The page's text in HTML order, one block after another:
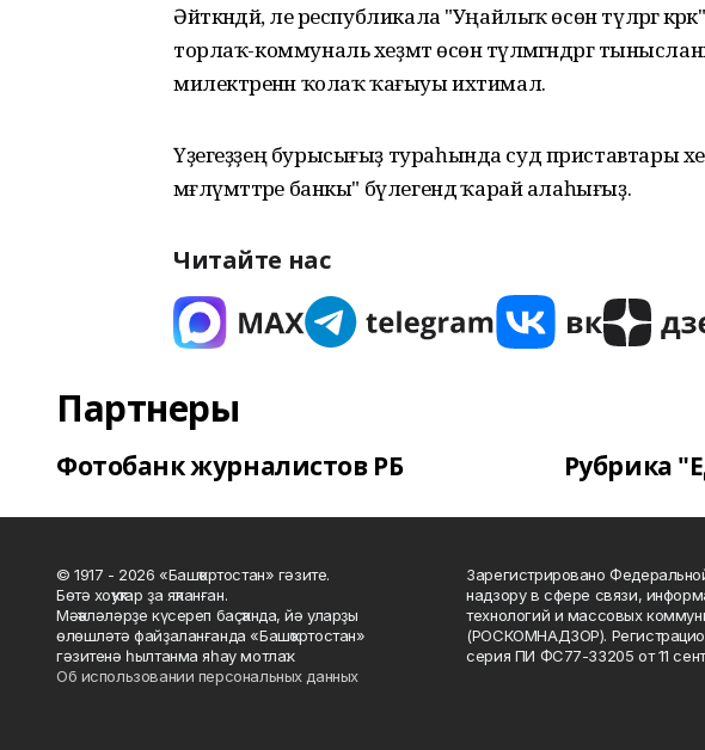
Әйткәндәй, әле республикала "Уңайлыҡ өсөн түләргә
торлаҡ-коммуналь хеҙмәт өсөн түләмәгәндәргә
милектәренән ҡолаҡ ҡағыуы ихтимал.
Үҙегеҙҙең бурысығыҙ тураһында суд приставтары
мәғлүмәттәре банкы" бүлегендә ҡарай алаһығыҙ.
Читайте нас
Партнеры
Фотобанк журналистов РБ Рубрика
© 1917 - 2026 «Башҡортостан» гәзите.
Бөтә хоҡуҡтар ҙа яҡланған.
Мәҡәләләрҙе күсереп баҫҡанда, йә уларҙы
өлөшләтә файҙаланғанда «Башҡортостан»
гәзитенә һылтанма яһау мотлаҡ.
Об использовании персональных данных
Зарегистрировано
надзору в сфере связи,
технологий и массовых
(РОСКОМНАДЗОР).
серия ПИ ФС77-33205 от 11